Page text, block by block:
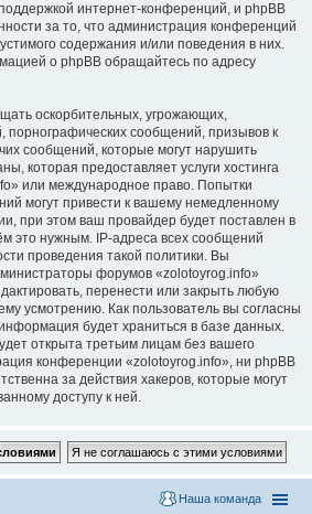
интернет-конференций, и phpBB
за то, что администрация конференций
содержания и/или поведения в них.
о phpBB обращайтесь по адресу
оскорбительных, угрожающих,
порнографических сообщений, призывов к
сообщений, которые могут нарушить
которая предоставляет услуги хостинга
или международное право. Попытки
могут привести к вашему немедленному
при этом ваш провайдер будет поставлен в
это нужным. IP-адреса всех сообщений
проведения такой политики. Вы
форумов «zolotoyrog.info»
перенести или закрыть любую
усмотрению. Как пользователь вы согласны
будет храниться в базе данных.
открыта третьим лицам без вашего
конференции «zolotoyrog.info», ни phpBB
за действия хакеров, которые могут
доступу к ней.
Наша команда